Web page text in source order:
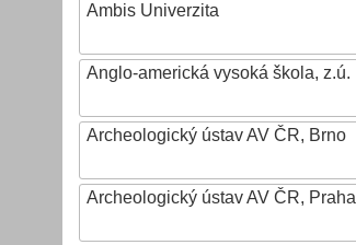
Ambis Univerzita
Anglo-americká vysoká škola, z.ú.
Archeologický ústav AV ČR, Brno
Archeologický ústav AV ČR, Praha